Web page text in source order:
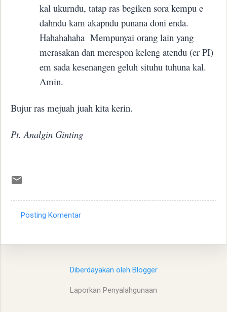
kal ukurndu, tatap ras begiken sora kempu e
dahndu kam akapndu punana doni enda.
Hahahahaha Mempunyai orang lain yang
merasakan dan merespon keleng atendu (er PI)
em sada kesenangen geluh situhu tuhuna kal.
Amin.
Bujur ras mejuah juah kita kerin.
Pt. Analgin Ginting
Posting Komentar
Diberdayakan oleh Blogger
Laporkan Penyalahgunaan